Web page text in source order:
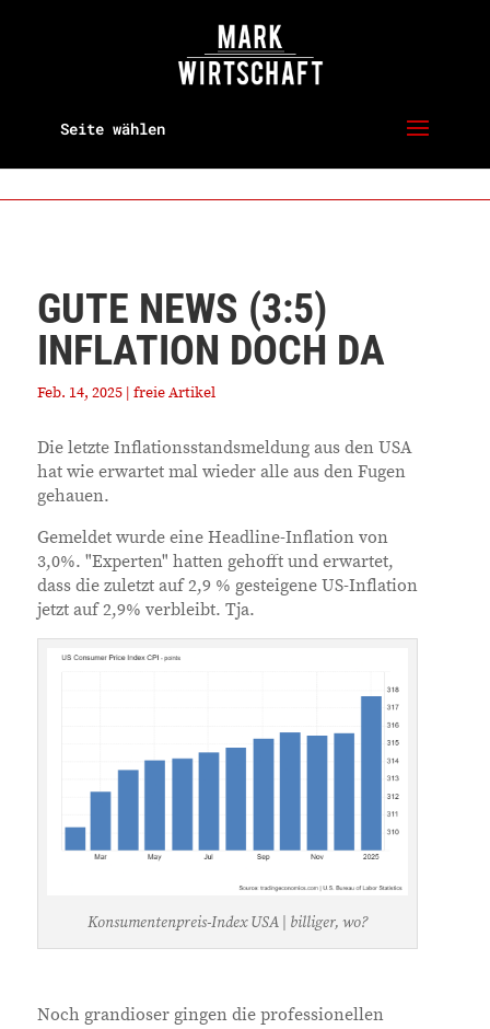
Seite wählen
GUTE NEWS (3:5)
INFLATION DOCH DA
Feb. 14, 2025| freie Artikel
Die letzte Inflationsstandsmeldung aus den USA
hat wie erwartet mal wieder alle aus den Fugen
gehauen.
Gemeldet wurde eine Headline-Inflation von
3,0%. "Experten" hatten gehofft und erwartet,
dass die zuletzt auf 2,9 % gesteigene US-Inflation
jetzt auf 2,9% verbleibt. Tja.
Konsumentenpreis-Index USA | billiger, wo?
Noch grandioser gingen die professionellen